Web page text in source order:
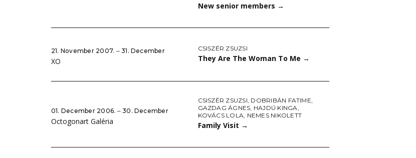
New senior members →
21. November 2007. ‒ 31. December
XO
CSISZÉR ZSUZSI
They Are The Woman To Me →
01. December 2006. ‒ 30. December
Octogonart Galéria
CSISZÉR ZSUZSI, DOBRIBÁN FATIME,
GAZDAG ÁGNES, HAJDÚ KINGA,
KOVÁCS LOLA, NEMES NIKOLETT
Family Visit →